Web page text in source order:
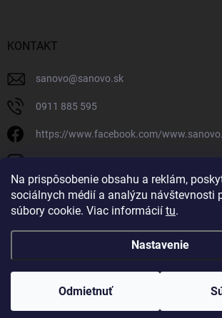
Na prispôsobenie obsahu a reklám,
sociálnych médií a analýzu návštevnosti
súbory cookie. Viac informácií tu.
Nastavenie
Odmietnuť
KONTAKT
sanovo@sanovo.sk
0911 885 595
https://www.facebook.com/
Vytvoril Shoptet
Copyright 2026Sanovo.sk. Všetky práva vyhradené.